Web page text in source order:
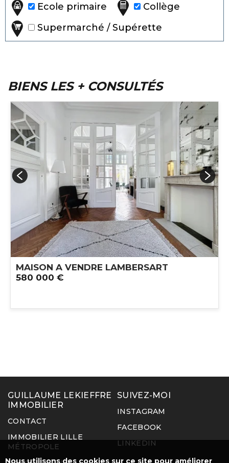
Ecole primaire
Collège
Supermarché / Supérette
BIENS LES + CONSULTÉS
MAISON A VENDRE LAMBERSART
580 000 €
GUILLAUME LEKIEFFRE
IMMOBILIER
CONTACT
IMMOBILIER LILLE
MÉTROPOLE
SUIVEZ-MOI
INSTAGRAM
FACEBOOK
LINKEDIN
Nous utilisons des cookies sur ce site pour améliorer